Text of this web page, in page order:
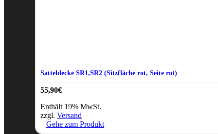
Satteldecke SR1,SR2 (Sitzfläche rot, Seite rot)
55,90€
Enthält 19% MwSt.
zzgl. Versand
Gehe zum Produkt